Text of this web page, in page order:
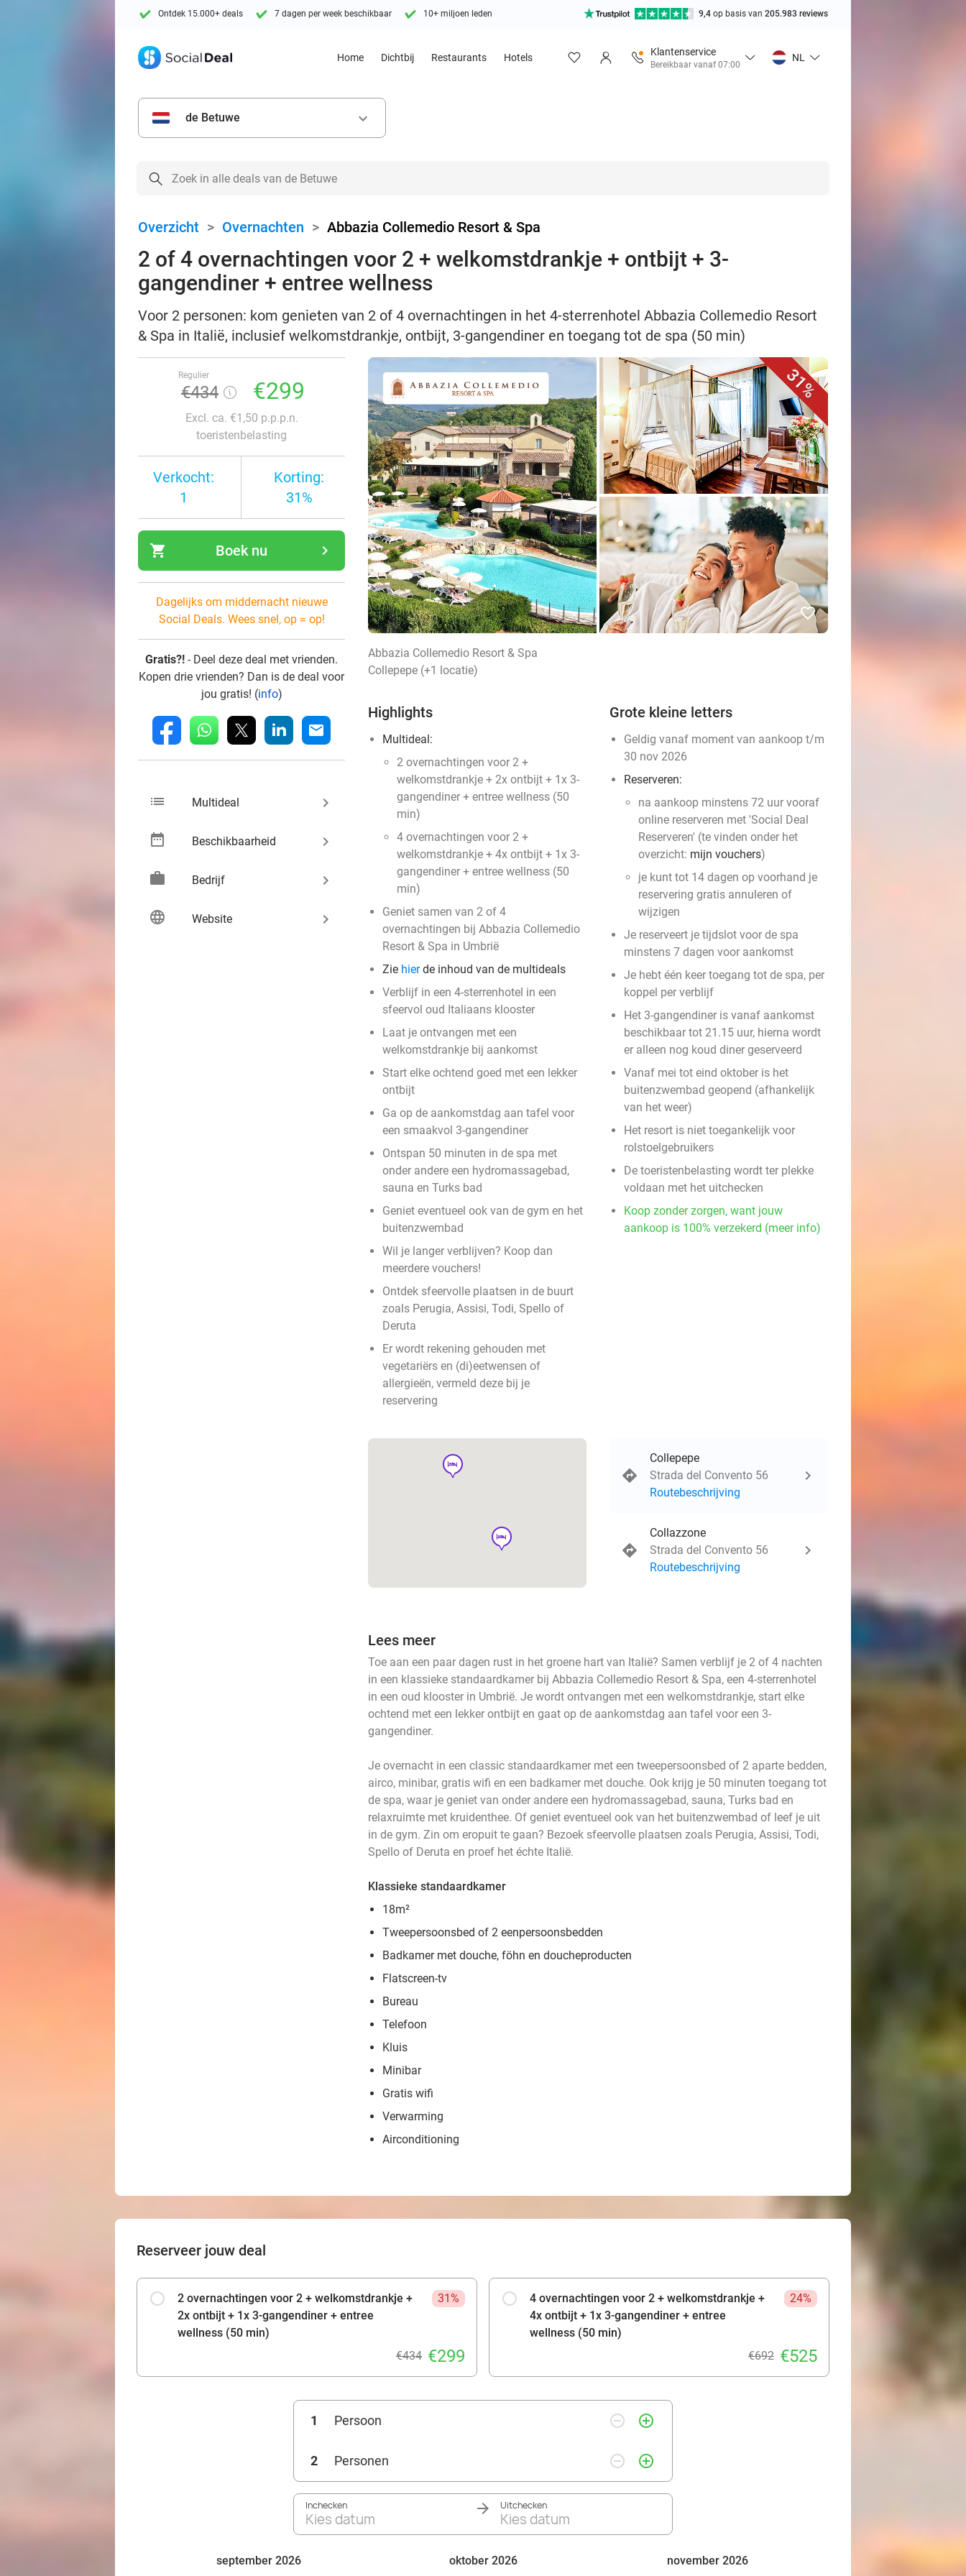
Ontdek 15.000+ deals 7 dagen per week beschikbaar 10+ miljoen leden 9,4 op basis van 205.983 reviews
Home Dichtbij Restaurants Hotels
Klantenservice
Bereikbaar vanaf 07:00
NL
de Betuwe keyboard_arrow_down
Overzicht > Overnachten > Abbazia Collemedio Resort & Spa
2 of 4 overnachtingen voor 2 + welkomstdrankje + ontbijt + 3-
gangendiner + entree wellness
Voor 2 personen: kom genieten van 2 of 4 overnachtingen in het 4-sterrenhotel Abbazia Collemedio Resort
& Spa in Italië, inclusief welkomstdrankje, ontbijt, 3-gangendiner en toegang tot de spa (50 min)
Regulier
€434 €299
Excl. ca. €1,50 p.p.p.n.
toeristenbelasting
Verkocht:
1
Korting:
31%
shopping_cart navigate_next
Boek nu
Dagelijks om middernacht nieuwe
Social Deals. Wees snel, op = op!
Gratis?! - Deel deze deal met vrienden.
Kopen drie vrienden? Dan is de deal voor
jou gratis! (info)
fb whatsapp linkedin mail
list Multideal keyboard_arrow_right
date_range Beschikbaarheid keyboard_arrow_right
work Bedrijf keyboard_arrow_right
language Website keyboard_arrow_right
31%
favorite_border
Abbazia Collemedio Resort & Spa
Collepepe (+1 locatie)
Highlights
Multideal:
2 overnachtingen voor 2 +
welkomstdrankje + 2x ontbijt + 1x 3-
gangendiner + entree wellness (50
min)
4 overnachtingen voor 2 +
welkomstdrankje + 4x ontbijt + 1x 3-
gangendiner + entree wellness (50
min)
Geniet samen van 2 of 4
overnachtingen bij Abbazia Collemedio
Resort & Spa in Umbrië
Zie hierde inhoud van de multideals
Verblijf in een 4-sterrenhotel in een
sfeervol oud Italiaans klooster
Laat je ontvangen met een
welkomstdrankje bij aankomst
Start elke ochtend goed met een lekker
ontbijt
Ga op de aankomstdag aan tafel voor
een smaakvol 3-gangendiner
Ontspan 50 minuten in de spa met
onder andere een hydromassagebad,
sauna en Turks bad
Geniet eventueel ook van de gym en het
buitenzwembad
Wil je langer verblijven? Koop dan
meerdere vouchers!
Ontdek sfeervolle plaatsen in de buurt
zoals Perugia, Assisi, Todi, Spello of
Deruta
Er wordt rekening gehouden met
vegetariërs en (di)eetwensen of
allergieën, vermeld deze bij je
reservering
Grote kleine letters
Geldig vanaf moment van aankoop t/m
30 nov 2026
Reserveren:
na aankoop minstens 72 uur vooraf
online reserveren met 'Social Deal
Reserveren' (te vinden onder het
overzicht: mijn vouchers)
je kunt tot 14 dagen op voorhand je
reservering gratis annuleren of
wijzigen
Je reserveert je tijdslot voor de spa
minstens 7 dagen voor aankomst
Je hebt één keer toegang tot de spa, per
koppel per verblijf
Het 3-gangendiner is vanaf aankomst
beschikbaar tot 21.15 uur, hierna wordt
er alleen nog koud diner geserveerd
Vanaf mei tot eind oktober is het
buitenzwembad geopend (afhankelijk
van het weer)
Het resort is niet toegankelijk voor
rolstoelgebruikers
De toeristenbelasting wordt ter plekke
voldaan met het uitchecken
Koop zonder zorgen, want jouw
aankoop is 100% verzekerd (meer info)
hotel
hotel
Collepepe
Strada del Convento 56
Routebeschrijving
Collazzone
Strada del Convento 56
Routebeschrijving
Lees meer
Toe aan een paar dagen rust in het groene hart van Italië? Samen verblijf je 2 of 4 nachten
in een klassieke standaardkamer bij Abbazia Collemedio Resort & Spa, een 4-sterrenhotel
in een oud klooster in Umbrië. Je wordt ontvangen met een welkomstdrankje, start elke
ochtend met een lekker ontbijt en gaat op de aankomstdag aan tafel voor een 3-
gangendiner.
Je overnacht in een classic standaardkamer met een tweepersoonsbed of 2 aparte bedden,
airco, minibar, gratis wifi en een badkamer met douche. Ook krijg je 50 minuten toegang tot
de spa, waar je geniet van onder andere een hydromassagebad, sauna, Turks bad en
relaxruimte met kruidenthee. Of geniet eventueel ook van het buitenzwembad of leef je uit
in de gym. Zin om eropuit te gaan? Bezoek sfeervolle plaatsen zoals Perugia, Assisi, Todi,
Spello of Deruta en proef het échte Italië.
Klassieke standaardkamer
18m²
Tweepersoonsbed of 2 eenpersoonsbedden
Badkamer met douche, föhn en doucheproducten
Flatscreen-tv
Bureau
Telefoon
Kluis
Minibar
Gratis wifi
Verwarming
Airconditioning
Reserveer jouw deal
2 overnachtingen voor 2 + welkomstdrankje +
2x ontbijt + 1x 3-gangendiner + entree
wellness (50 min)
31%
€434 €299
4 overnachtingen voor 2 + welkomstdrankje +
4x ontbijt + 1x 3-gangendiner + entree
wellness (50 min)
24%
€692 €525
1 Persoon remove_circle_outline add_circle_outline
2 Personen remove_circle_outline add_circle_outline
Inchecken
Kies datum
Uitchecken
Kies datum
september 2026 oktober 2026 november 2026